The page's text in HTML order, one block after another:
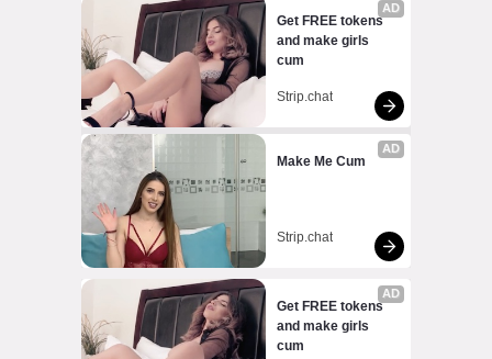
AD
Get FREE tokens
and make girls
cum
Strip.chat
AD
Make Me Cum
Strip.chat
AD
Get FREE tokens
and make girls
cum